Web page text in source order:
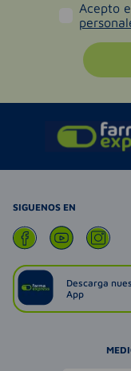
Acepto
SIGUENOS EN
Descarga
App